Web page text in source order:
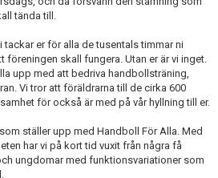
skall tända till.
tackar er för alla de tusentals timmar ni
skall fungera. Utan er är vi inget.
upp med att bedriva handbollsträning,
Vi tror att föräldrarna till de cirka 600
för också är med på vår hyllning till er.
ställer upp med Handboll För Alla. Med
har vi på kort tid vuxit från några få
ungdomar med funktionsvariationer som